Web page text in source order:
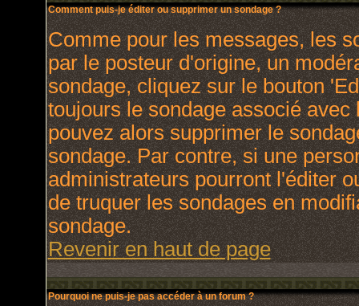
Comment puis-je éditer ou supprimer un sondage ?
Comme pour les messages, les
par le posteur d'origine, un
sondage, cliquez sur le bouton
toujours le sondage associé
pouvez alors supprimer le
sondage. Par contre, si une
administrateurs pourront l'éditer
de truquer les sondages en
sondage.
Revenir en haut de page
Pourquoi ne puis-je pas accéder à un forum ?